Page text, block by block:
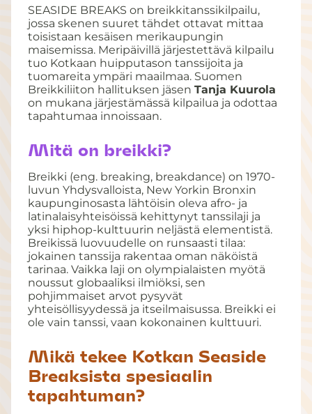
SEASIDE BREAKS on breikkitanssikilpailu,
jossa skenen suuret tähdet ottavat mittaa
toisistaan kesäisen merikaupungin
maisemissa. Meripäivillä järjestettävä kilpailu
tuo Kotkaan huipputason tanssijoita ja
tuomareita ympäri maailmaa. Suomen
Breikkiliiton hallituksen jäsen Tanja Kuurola
on mukana järjestämässä kilpailua ja odottaa
tapahtumaa innoissaan.
Mitä on breikki?
Breikki (eng. breaking, breakdance) on 1970-
luvun Yhdysvalloista, New Yorkin Bronxin
kaupunginosasta lähtöisin oleva afro- ja
latinalaisyhteisöissä kehittynyt tanssilaji ja
yksi hiphop-kulttuurin neljästä elementistä.
Breikissä luovuudelle on runsaasti tilaa:
jokainen tanssija rakentaa oman näköistä
tarinaa. Vaikka laji on olympialaisten myötä
noussut globaaliksi ilmiöksi, sen
pohjimmaiset arvot pysyvät
yhteisöllisyydessä ja itseilmaisussa. Breikki ei
ole vain tanssi, vaan kokonainen kulttuuri.
Mikä tekee Kotkan Seaside
Breaksista spesiaalin
tapahtuman?